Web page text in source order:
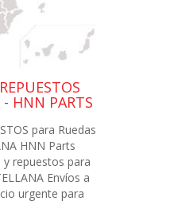
- HNN PARTS
para Ruedas
HNN Parts
repuestos para
Envíos a
urgente para